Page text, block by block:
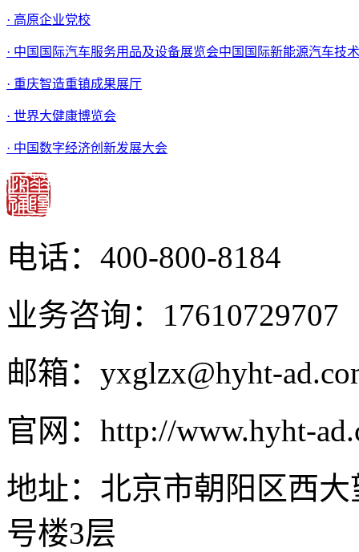
· 高原企业党校
· 中国国际汽车服务用品及设备展览会中国国际新能源汽车技
· 重庆智造重镇成果展厅
· 世界大健康博览会
· 中国数字经济创新发展大会
电话：400-800-8184
业务咨询：17610729707
邮箱：yxglzx@hyht-
官网：http://www.hyht-
地址：北京市朝阳区西
号楼3层